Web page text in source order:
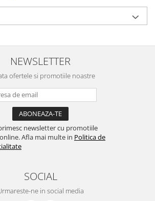
NEWSLETTER
ofertele si promotiile noastre
newsletter cu promotiile
Afla mai multe in Politica de
SOCIAL
ne in social media